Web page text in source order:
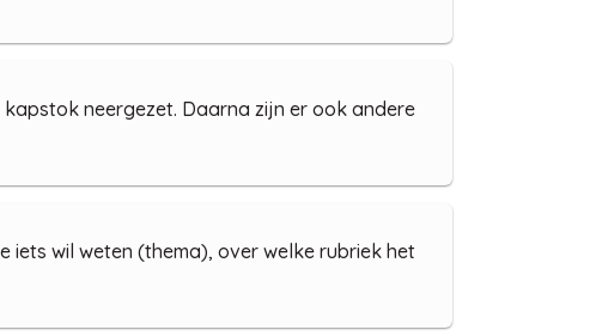
neergezet. Daarna zijn er ook andere
iets wil weten (thema), over welke rubriek het